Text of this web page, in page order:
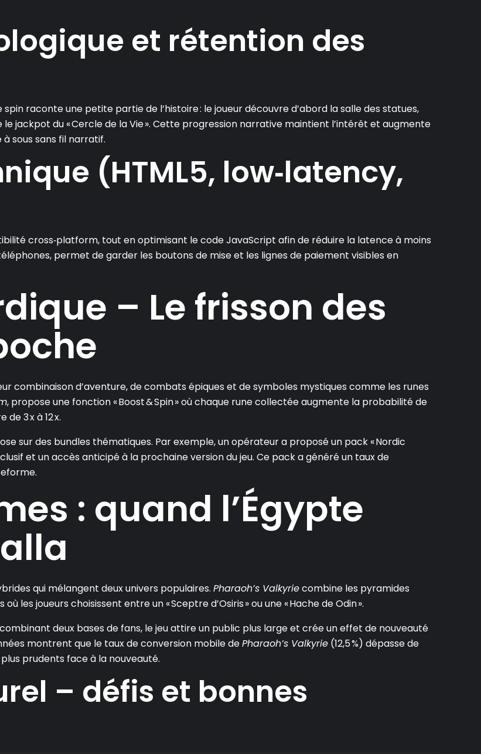
et rétention des
raconte une petite partie de l’histoire : le joueur découvre d’abord la salle des statues,
jackpot du « Cercle de la Vie ». Cette progression narrative maintient l’intérêt et augmente
sous sans fil narratif.
(HTML5, low‑latency,
cross‑platform, tout en optimisant le code JavaScript afin de réduire la latence à moins
permet de garder les boutons de mise et les lignes de paiement visibles en
– Le frisson des
combinaison d’aventure, de combats épiques et de symboles mystiques comme les runes
, propose une fonction « Boost & Spin » où chaque rune collectée augmente la probabilité de
3 x à 12 x.
sur des bundles thématiques. Par exemple, un opérateur a proposé un pack « Nordic
et un accès anticipé à la prochaine version du jeu. Ce pack a généré un taux de
: quand l’Égypte
qui mélangent deux univers populaires. Pharaoh’s Valkyriecombine les pyramides
les joueurs choisissent entre un « Sceptre d’Osiris » ou une « Hache de Odin ».
deux bases de fans, le jeu attire un public plus large et crée un effet de nouveauté
montrent que le taux de conversion mobile dePharaoh’s Valkyrie (12,5 %) dépasse de
prudents face à la nouveauté.
– défis et bonnes